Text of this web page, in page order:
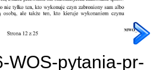
WOS-pytania-pr-